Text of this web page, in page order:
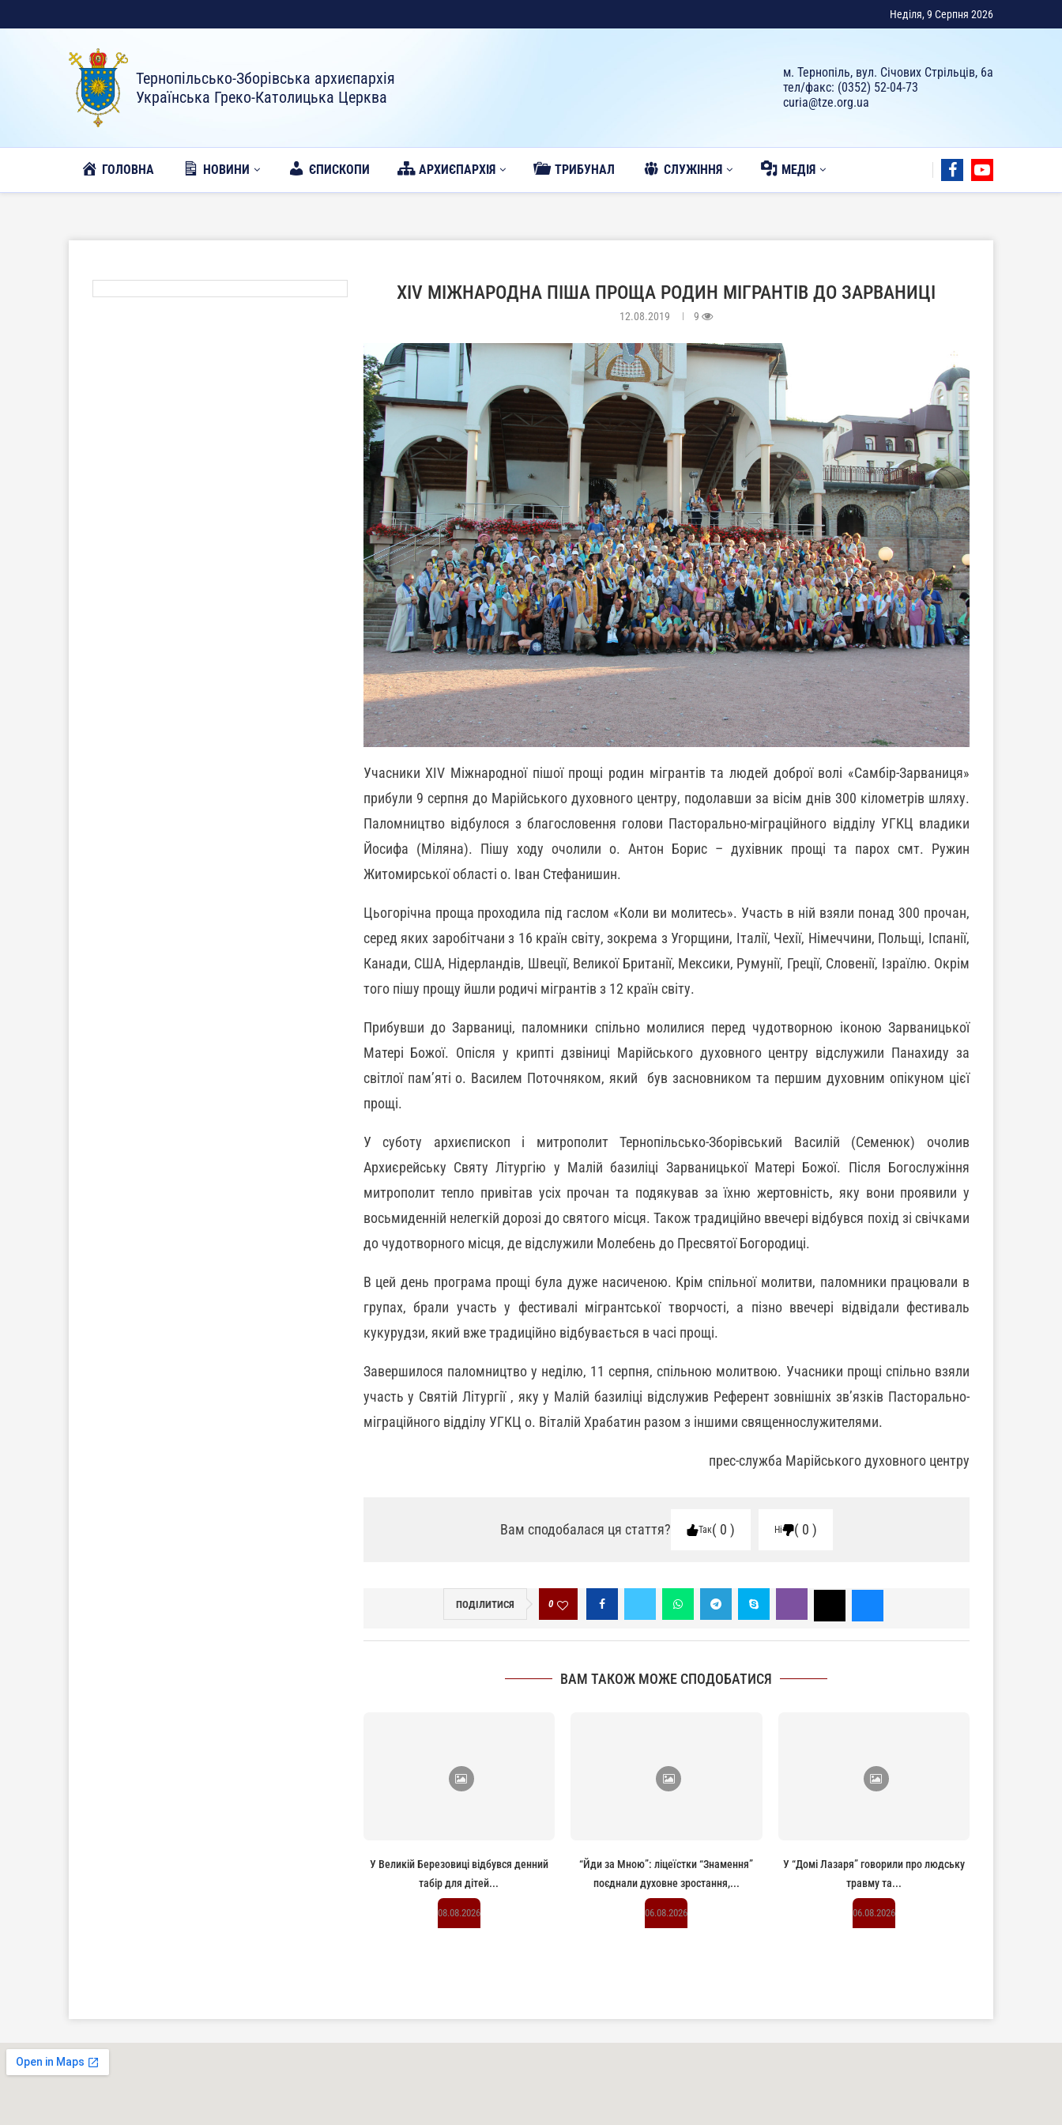
Неділя, 9 Серпня 2026
Тернопільсько-Зборівська архиєпархія
Українська Греко-Католицька Церква
м. Тернопіль, вул. Січових Стрільців, 6а
тел/факс: (0352) 52-04-73
curia@tze.org.ua
ГОЛОВНА НОВИНИ ЄПИСКОПИ АРХИЄПАРХІЯ ТРИБУНАЛ CЛУЖІННЯ МЕДІЯ
ХІV МІЖНАРОДНА ПІША ПРОЩА РОДИН МІГРАНТІВ ДО ЗАРВАНИЦІ
12.08.2019 9
Учасники ХІV Міжнародної пішої прощі родин мігрантів та людей доброї волі «Самбір-Зарваниця»
прибули 9 серпня до Марійського духовного центру, подолавши за вісім днів 300 кілометрів шляху.
Паломництво відбулося з благословення голови Пасторально-міграційного відділу УГКЦ владики
Йосифа (Міляна). Пішу ходу очолили о. Антон Борис – духівник прощі та парох смт. Ружин
Житомирської області о. Іван Стефанишин.
Цьогорічна проща проходила під гаслом «Коли ви молитесь». Участь в ній взяли понад 300 прочан,
серед яких заробітчани з 16 країн світу, зокрема з Угорщини, Італії, Чехії, Німеччини, Польщі, Іспанії,
Канади, США, Нідерландів, Швеції, Великої Британії, Мексики, Румунії, Греції, Словенії, Ізраїлю. Окрім
того пішу прощу йшли родичі мігрантів з 12 країн світу.
Прибувши до Зарваниці, паломники спільно молилися перед чудотворною іконою Зарваницької
Матері Божої. Опісля у крипті дзвіниці Марійського духовного центру відслужили Панахиду за
світлої пам’яті о. Василем Поточняком, який був засновником та першим духовним опікуном цієї
прощі.
У суботу архиєпископ і митрополит Тернопільсько-Зборівський Василій (Семенюк) очолив
Архиєрейську Святу Літургію у Малій базиліці Зарваницької Матері Божої. Після Богослужіння
митрополит тепло привітав усіх прочан та подякував за їхню жертовність, яку вони проявили у
восьмиденній нелегкій дорозі до святого місця. Також традиційно ввечері відбувся похід зі свічками
до чудотворного місця, де відслужили Молебень до Пресвятої Богородиці.
В цей день програма прощі була дуже насиченою. Крім спільної молитви, паломники працювали в
групах, брали участь у фестивалі мігрантської творчості, а пізно ввечері відвідали фестиваль
кукурудзи, який вже традиційно відбувається в часі прощі.
Завершилося паломництво у неділю, 11 серпня, спільною молитвою. Учасники прощі спільно взяли
участь у Святій Літургії , яку у Малій базиліці відслужив Референт зовнішніх зв’язків Пасторально-
міграційного відділу УГКЦ о. Віталій Храбатин разом з іншими священнослужителями.
прес-служба Марійського духовного центру
Вам сподобалася ця стаття? Так 0 Ні 0
ПОДІЛИТИСЯ 0
ВАМ ТАКОЖ МОЖЕ СПОДОБАТИСЯ
У Великій Березовиці відбувся денний
табір для дітей...
08.08.2026
“Йди за Мною”: ліцеїстки “Знамення”
поєднали духовне зростання,...
06.08.2026
У “Домі Лазаря” говорили про людську
травму та...
06.08.2026